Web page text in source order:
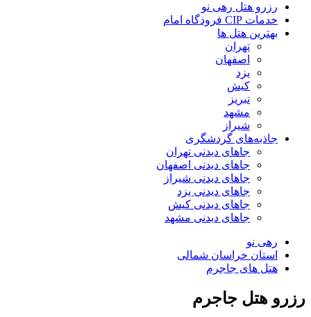
رزرو هتل رهی نو
خدمات CIP فرودگاه امام
بهترین هتل ها
تهران
اصفهان
یزد
کیش
تبریز
مشهد
شیراز
جاذبه‌های گردشگری
جاهای دیدنی تهران
جاهای دیدنی اصفهان
جاهای دیدنی شیراز
جاهای دیدنی یزد
جاهای دیدنی کیش
جاهای دیدنی مشهد
رهی نو
استان خراسان شمالی
هتل های جاجرم
رزرو هتل جاجرم